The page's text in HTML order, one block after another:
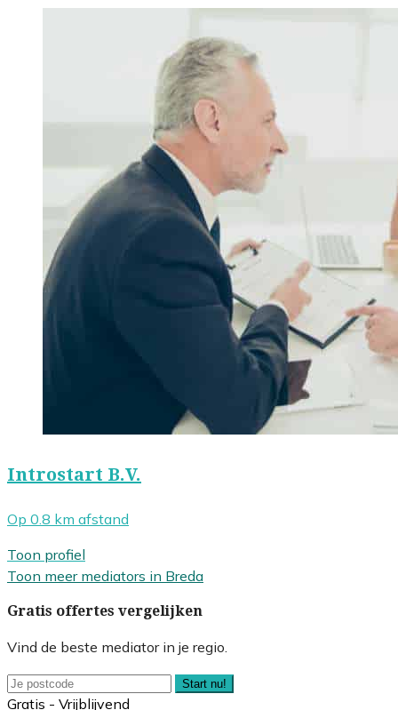
Introstart B.V.
Op 0.8 km afstand
Toon profiel
Toon meer mediators in Breda
Gratis offertes vergelijken
Vind de beste mediator in je regio.
Start nu!
Gratis - Vrijblijvend